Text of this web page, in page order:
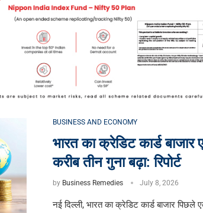
BUSINESS AND ECONOMY
भारत का क्रेडिट कार्ड
करीब तीन गुना बढ़ा: रिपोर्ट
by Business Remedies July 8, 2026
नई दिल्ली, भारत का क्रेडिट कार्ड बाजार